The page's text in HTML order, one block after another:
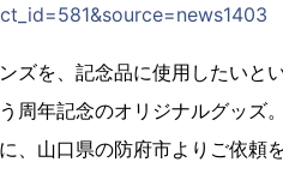
ズを、記念品に使用したいと
周年記念のオリジナルグッズ
、山口県の防府市よりご依頼